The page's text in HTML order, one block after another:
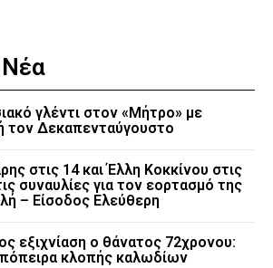
Νέα
γλέντι στον «Μήτρο» με
τον Δεκαπενταύγουστο
στις 14 και Έλλη Κοκκίνου στις
συναυλίες για τον εορτασμό της
– Είσοδος Ελεύθερη
εξιχνίαση ο θάνατος 72χρονου:
κλοπής καλωδίων